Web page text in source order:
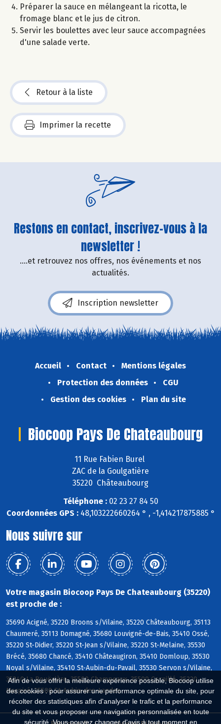
Afin de vous offrir la meilleure expérience possible, Biocoop utilise
des cookies : pour assurer une performance optimale du site, pour
récolter des statistiques afin d'analyser le trafic et la performance
du site et vous proposer une navigation personnalisée en toute
sécurité. Vous pouvez changer d'avis à tout moment en
Préparer la sauce en mélangeant la ricotta, le
fromage blanc et le jus de citron.
Servir les boulettes avec leur sauce accompagnées
d'une salade verte.
Retour à la liste
Imprimer la recette
Restons en contact, inscrivez-vous à la
newsletter !
....et retrouvez nos offres, nos événements et nos
actualités.
Inscription newsletter
Accueil Contact
Mentions légales
Protection des données
CGU
Gestion des cookies
Plan du site
Biocoop Pays De Chateaubourg
11 Rue Fabien Burel
ZAC de la Goulgatière
35220 Châteaubourg
Téléphone :02 23 27 84 50
Coordonnées GPS :48,103222660264 ° , -1,414217875885 °
Nous suivre sur
Votre magasin Biocoop Pays De Chateaubourg (35220)
est proche de :
35690 Acigné, 35220 Broons s/Vilaine, 35220 Châteaubourg, 35113
Chaumeré, 35113 Domagné, 35680 Louvigné-de-Bais, 35410 Ossé,
35220 St-Didier, 35220 St-Jean s/Vilaine, 35220 St-Melaine, 35530
Brécé, 35680 Chancé, 35410 Châteaugiron, 35410 Domloup, 35530
Noyal s/Vilaine, 35410 St-Aubin-du-Pavail, 35530 Servon s/Vilaine,
35340 La Bouëxière, 35500 Champeaux, 35500 Cornillé, 35220
Marpiré, 35500 St-Aubin-des-Landes